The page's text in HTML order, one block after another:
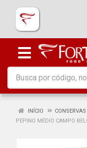
INÍCIO CONSERVAS
PEPINO MÉDIO CAMPO